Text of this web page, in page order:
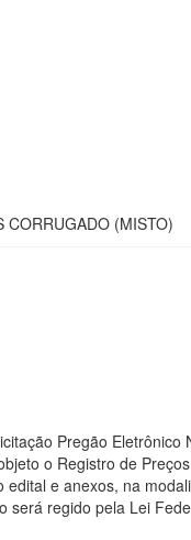
CORRUGADO (MISTO)
Pregão
o Registro de
e anexos, na
regido pela Lei